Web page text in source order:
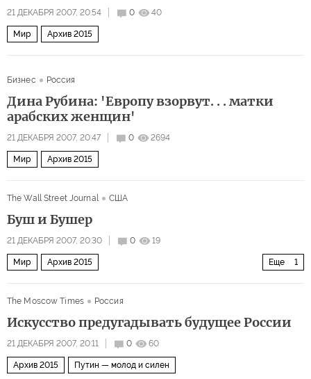
21 ДЕКАБРЯ 2007, 20:54 0 40
Мир Архив 2015
Бизнес Россия
Дина Рубина: 'Европу взорвут. . . матки
арабских женщин'
21 ДЕКАБРЯ 2007, 20:47 0 2694
Мир Архив 2015
The Wall Street Journal США
Буш и Бушер
21 ДЕКАБРЯ 2007, 20:30 0 19
Еще 1
Мир Архив 2015
The Moscow Times
Россия
Искусство предугадывать будущее России
21 ДЕКАБРЯ 2007, 20:11 0 60
Архив 2015 Путин — молод и силен